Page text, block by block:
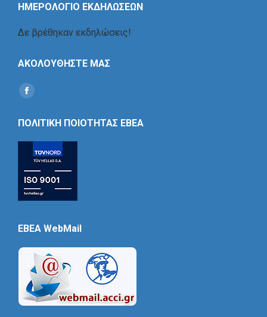
ΗΜΕΡΟΛΟΓΙΟ ΕΚΔΗΛΩΣΕΩΝ
Δε βρέθηκαν εκδηλώσεις!
ΑΚΟΛΟΥΘΗΣΤΕ ΜΑΣ
Find us on:
Social
ΠΟΛΙΤΙΚΗ ΠΟΙΟΤΗΤΑΣ ΕΒΕΑ
EBEA WebMail